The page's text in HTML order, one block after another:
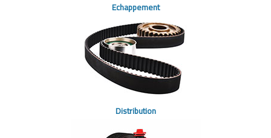
Echappement
Distribution